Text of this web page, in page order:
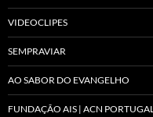
VIDEOCLIPES
SEMPRAVIAR
AO SABOR DO EVANGELHO
FUNDAÇÃO AIS | ACN PORTUGAL